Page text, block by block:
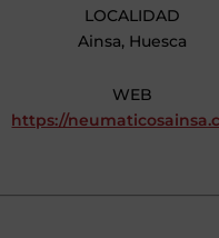
LOCALIDAD
Ainsa, Huesca
WEB
https://